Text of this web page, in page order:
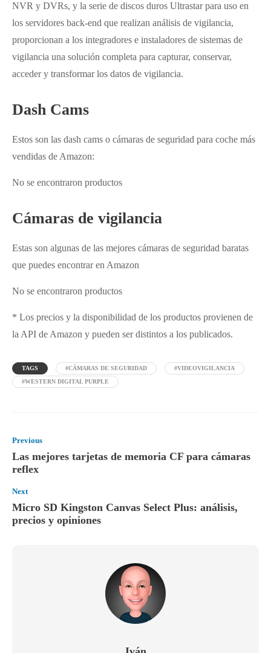
NVR y DVRs, y la serie de discos duros Ultrastar para uso en
los servidores back-end que realizan análisis de vigilancia,
proporcionan a los integradores e instaladores de sistemas de
vigilancia una solución completa para capturar, conservar,
acceder y transformar los datos de vigilancia.
Dash Cams
Estos son las dash cams o cámaras de seguridad para coche más
vendidas de Amazon:
No se encontraron productos
Cámaras de vigilancia
Estas son algunas de las mejores cámaras de seguridad baratas
que puedes encontrar en Amazon
No se encontraron productos
* Los precios y la disponibilidad de los productos provienen de
la API de Amazon y pueden ser distintos a los publicados.
TAGS #CÁMARAS DE SEGURIDAD
#VIDEOVIGILANCIA
#WESTERN DIGITAL PURPLE
Previous
Las mejores tarjetas de memoria CF para cámaras
reflex
Next
Micro SD Kingston Canvas Select Plus: análisis,
precios y opiniones